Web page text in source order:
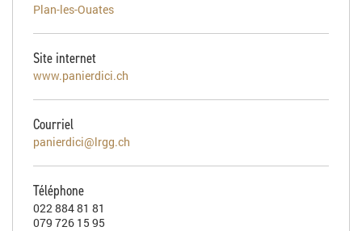
Plan-les-Ouates
Site internet
www.panierdici.ch
Courriel
panierdici@lrgg.ch
Téléphone
022 884 81 81
079 726 15 95